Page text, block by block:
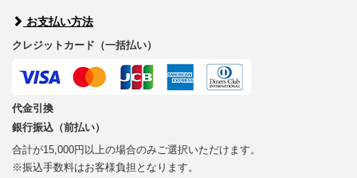
お支払い方法
クレジットカード（一括払い）
代金引換
銀行振込（前払い）
合計が15,000円以上の場合のみご選択いただけます。
※振込手数料はお客様負担となります。